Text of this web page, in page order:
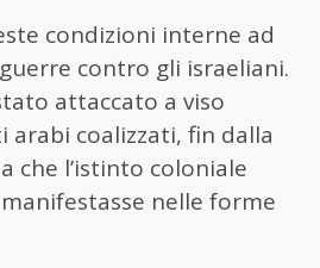
condizioni interne ad
contro gli israeliani.
attaccato a viso
arabi coalizzati, fin dalla
che l’istinto coloniale
nelle forme